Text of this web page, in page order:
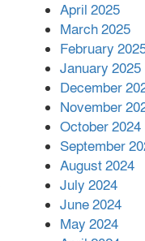
April 2025
March 2025
February
January 2025
December
November
October 2024
September
August 2024
July 2024
June 2024
May 2024